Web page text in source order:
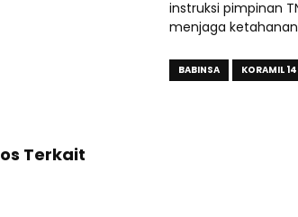
instruksi pimpinan
menjaga
BABINSA KORAMIL
Terkait